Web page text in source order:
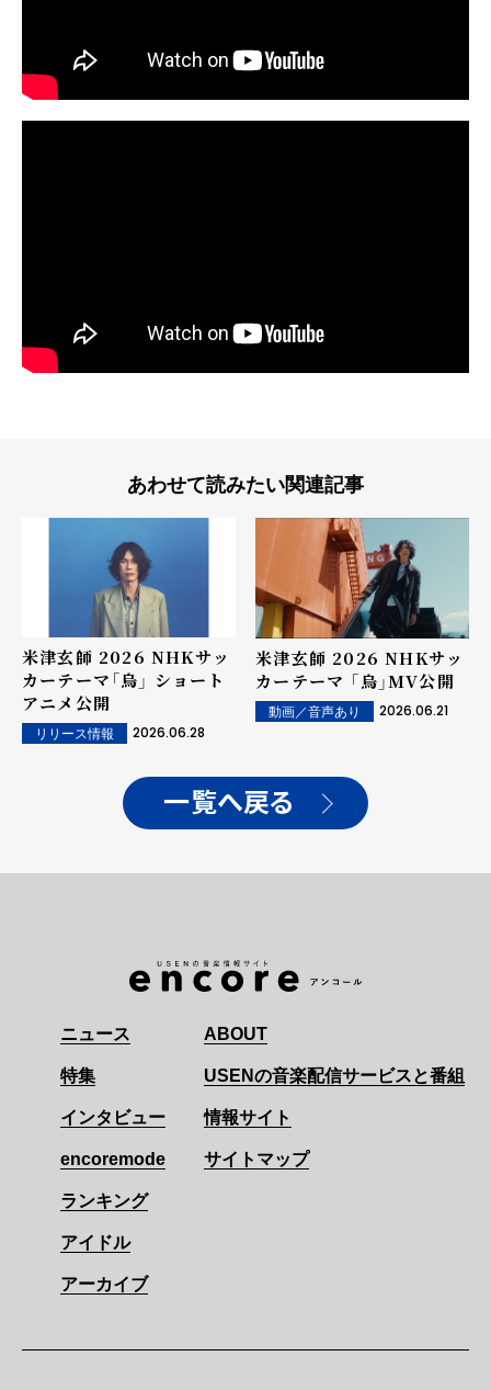
あわせて読みたい関連記事
米津玄師 2026 NHKサッ
カーテーマ「烏」 ショート
アニメ公開
リリース情報 2026.06.28
米津玄師 2026 NHKサッ
カーテーマ 「烏」MV公開
動画／音声あり 2026.06.21
一覧へ戻る
ニュース
特集
インタビュー
encoremode
ランキング
アイドル
アーカイブ
ABOUT
USENの音楽配信サービスと番組
情報サイト
サイトマップ